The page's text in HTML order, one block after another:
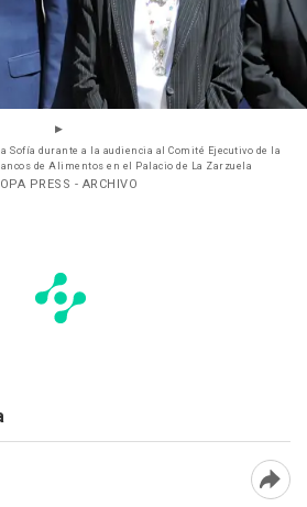
Sofía durante a la audiencia al Comité Ejecutivo de la
de Alimentos en el Palacio de La Zarzuela
PRESS - ARCHIVO